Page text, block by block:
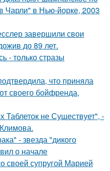
Чарли" в Нью-йорке, 2003
завершили свои
до 89 лет.
- только стразы
что приняла
своего бойфренда,
не Существует", -
- звезда "дикого
о начале
своей супругой Марией